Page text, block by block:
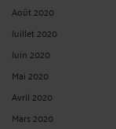
Août 2020
Juillet 2020
Juin 2020
Mai 2020
Avril 2020
Mars 2020